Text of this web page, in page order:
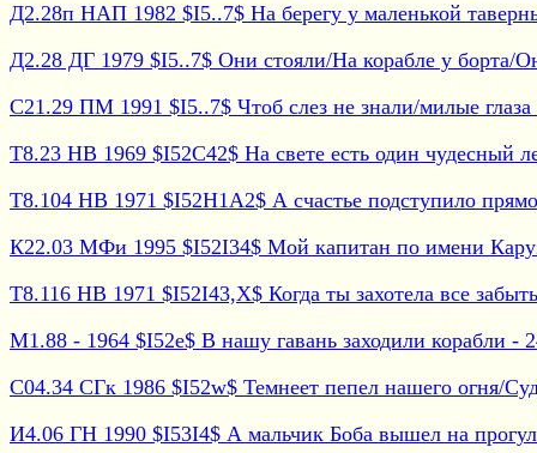
Д2.28п НАП 1982 $I5..7$ На берегу у маленькой
Д2.28 ДГ 1979 $I5..7$ Они стояли/На корабле у борта/
С21.29 ПМ 1991 $I5..7$ Чтоб слез не знали/милые глаза
Т8.23 НВ 1969 $I52C42$ На свете есть один чудесный
Т8.104 НВ 1971 $I52H1A2$ А счастье подступило
К22.03 МФи 1995 $I52I34$ Мой капитан по имени
Т8.116 НВ 1971 $I52I43,X$ Когда ты захотела все
М1.88 - 1964 $I52e$ В нашу гавань заходили корабли -
С04.34 СГк 1986 $I52w$ Темнеет пепел нашего огня/
И4.06 ГН 1990 $I53I4$ А мальчик Боба вышел на